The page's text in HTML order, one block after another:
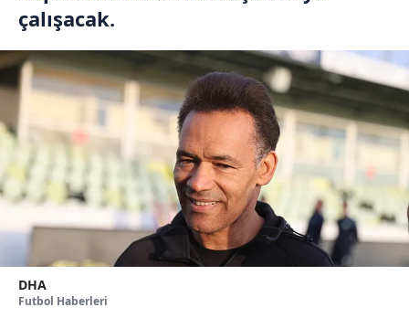
çalışacak.
DHA
Futbol Haberleri